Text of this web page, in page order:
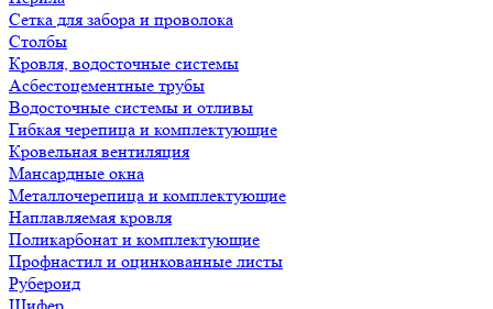
Сетка для забора и проволока
Столбы
Кровля, водосточные системы
Асбестоцементные трубы
Водосточные системы и отливы
Гибкая черепица и комплектующие
Кровельная вентиляция
Мансардные окна
Металлочерепица и комплектующие
Наплавляемая кровля
Поликарбонат и комплектующие
Профнастил и оцинкованные листы
Рубероид